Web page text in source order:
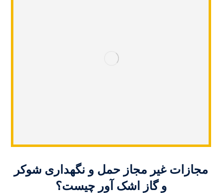
مجازات غیر مجاز حمل و نگهداری شوکر
و گاز اشک آور چیست؟